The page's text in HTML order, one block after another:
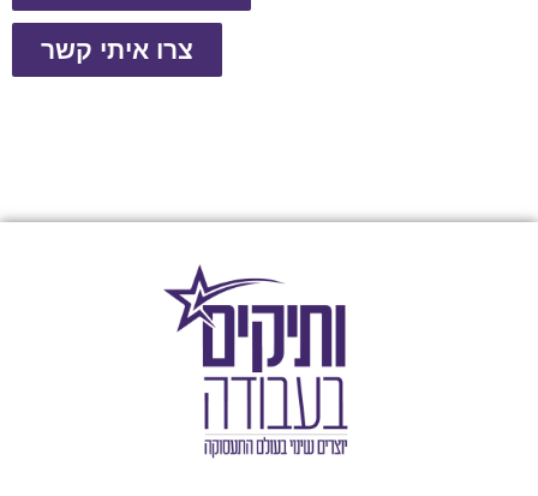
צרו איתי קשר